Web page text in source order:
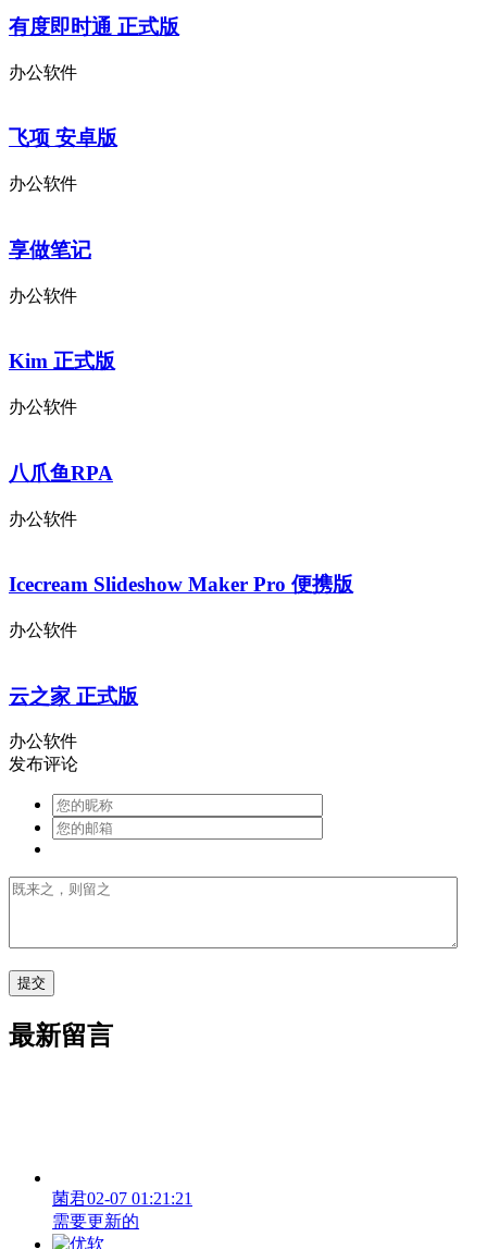
有度即时通 正式版
办公软件
飞项 安卓版
办公软件
享做笔记
办公软件
Kim 正式版
办公软件
八爪鱼RPA
办公软件
Icecream Slideshow Maker Pro 便携版
办公软件
云之家 正式版
办公软件
发布评论
最新留言
菌君02-07 01:21:21
需要更新的